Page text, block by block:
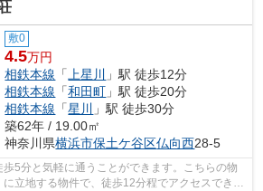
敷0
4.5万円
相鉄本線 「上星川
」駅 徒歩12分
相鉄本線 「和田町 」駅 徒歩20分
相鉄本線 「星川
」駅 徒歩30分
築62年 / 19.00㎡
神奈川県横浜市保土ケ谷区仏向西28-5
5分と気軽に通うことができます。こちらの物
立地する物件で、徒歩12分程でアクセスできま